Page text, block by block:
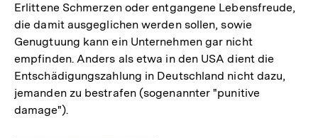
Erlittene Schmerzen oder entgangene Lebensfreude,
die damit ausgeglichen werden sollen, sowie
Genugtuung kann ein Unternehmen gar nicht
empfinden. Anders als etwa in den USA dient die
Entschädigungszahlung in Deutschland nicht dazu,
jemanden zu bestrafen (sogenannter "punitive
damage").